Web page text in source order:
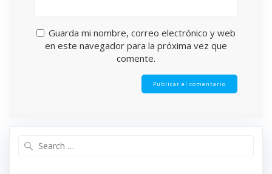
Guarda mi nombre, correo electrónico y web
en este navegador para la próxima vez que
comente.